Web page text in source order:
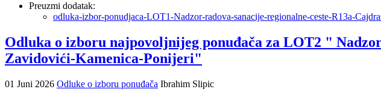
Preuzmi dodatak:
odluka-izbor-ponudjaca-LOT1-Nadzor-radova-sanacije-regionalne-ceste-R13a-
Odluka o izboru najpovoljnijeg ponuđača za LOT2 "
Zavidovići-Kamenica-Ponijeri"
01 Juni 2026 Odluke o izboru ponuđača Ibrahim Slipic